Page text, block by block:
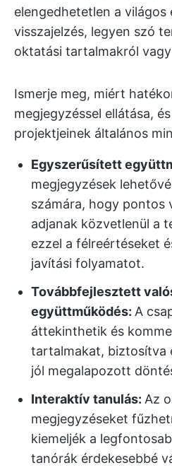
elengedhetetlen a világos
visszajelzés, legyen szó
oktatási tartalmakról
Ismerje meg, miért
megjegyzéssel ellátása,
projektjeinek általános
Egyszerűsített
megjegyzések
számára, hogy pontos
adjanak közvetlenül a
ezzel a félreértéseket
javítási folyamatot.
Továbbfejlesztett
együttműködés: A
áttekinthetik és
tartalmakat, biztosítva
jól megalapozott
Interaktív tanulás: Az
megjegyzéseket
kiemeljék a
tanórák érdekesebbé